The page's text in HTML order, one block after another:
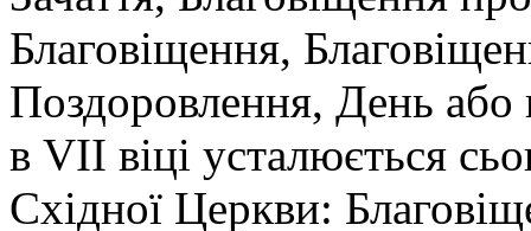
Благовіщення,
Поздоровлення, День
в VII віці усталюється
Східної Церкви: